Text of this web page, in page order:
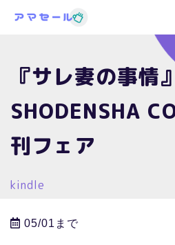
『サレ妻の事情
SHODENSHA
刊フェア
kindle
05/01まで